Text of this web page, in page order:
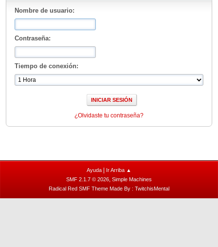
Nombre de usuario:
Contraseña:
Tiempo de conexión:
¿Olvidaste tu contraseña?
Ayuda
Ir Arriba ▲
SMF 2.1.7 © 2026, Simple Machines
Radical Red SMF Theme Made By : TwitchisMental